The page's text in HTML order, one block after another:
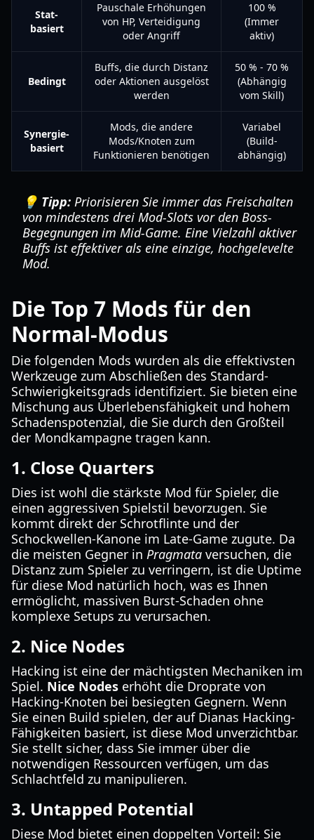
Stat-
basiert
Pauschale Erhöhungen
von HP, Verteidigung
oder Angriff
100 %
(Immer
aktiv)
Bedingt
Buffs, die durch Distanz
oder Aktionen ausgelöst
werden
50 % - 70 %
(Abhängig
vom Skill)
Synergie-
basiert
Mods, die andere
Mods/Knoten zum
Funktionieren benötigen
Variabel
(Build-
abhängig)
💡 Tipp: Priorisieren Sie immer das Freischalten
von mindestens drei Mod-Slots vor den Boss-
Begegnungen im Mid-Game. Eine Vielzahl aktiver
Buffs ist effektiver als eine einzige, hochgelevelte
Mod.
Die Top 7 Mods für den
Normal-Modus
Die folgenden Mods wurden als die effektivsten
Werkzeuge zum Abschließen des Standard-
Schwierigkeitsgrads identifiziert. Sie bieten eine
Mischung aus Überlebensfähigkeit und hohem
Schadenspotenzial, die Sie durch den Großteil
der Mondkampagne tragen kann.
1. Close Quarters
Dies ist wohl die stärkste Mod für Spieler, die
einen aggressiven Spielstil bevorzugen. Sie
kommt direkt der Schrotflinte und der
Schockwellen-Kanone im Late-Game zugute. Da
die meisten Gegner in Pragmata versuchen, die
Distanz zum Spieler zu verringern, ist die Uptime
für diese Mod natürlich hoch, was es Ihnen
ermöglicht, massiven Burst-Schaden ohne
komplexe Setups zu verursachen.
2. Nice Nodes
Hacking ist eine der mächtigsten Mechaniken im
Spiel. Nice Nodes erhöht die Droprate von
Hacking-Knoten bei besiegten Gegnern. Wenn
Sie einen Build spielen, der auf Dianas Hacking-
Fähigkeiten basiert, ist diese Mod unverzichtbar.
Sie stellt sicher, dass Sie immer über die
notwendigen Ressourcen verfügen, um das
Schlachtfeld zu manipulieren.
3. Untapped Potential
Diese Mod bietet einen doppelten Vorteil: Sie